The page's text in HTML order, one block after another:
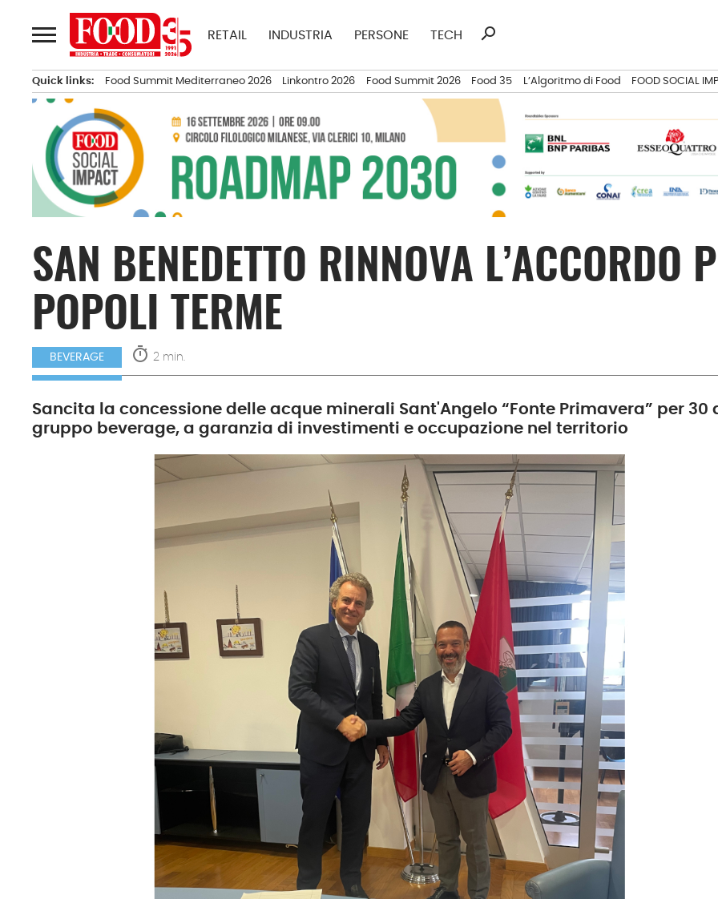
al
contenuto
RETAIL INDUSTRIA PERSONE TECH
Ricerca
search
Quick links: Food Summit Mediterraneo 2026 Linkontro 2026 Food Summit 2026 Food 35 L’Algoritmo di Food FOOD SOCIAL
SAN BENEDETTO RINNOVA L’ACCORDO
POPOLI TERME
BEVERAGE timer 2 min.
Sancita la concessione delle acque minerali Sant'Angelo “Fonte Primavera” per 30
gruppo beverage, a garanzia di investimenti e occupazione nel territorio